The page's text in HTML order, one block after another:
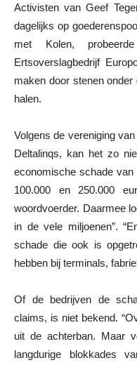
Activisten van Geef
dagelijks op
met Kolen,
Ertsoverslagbedrijf
maken door stenen
halen.
Volgens de vereniging
Deltalinqs, kan het zo
economische schade
100.000 en 250.000
woordvoerder. Daarmee
in de vele miljoenen”.
schade die ook is
hebben bij terminals,
Of de bedrijven de
claims, is niet bekend.
uit de achterban. Maar
langdurige blokkades